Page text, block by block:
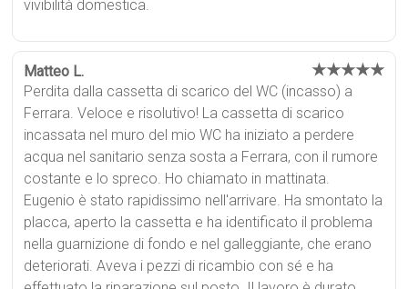
vivibilità domestica.
Matteo L. ★★★★★
Perdita dalla cassetta di scarico del WC (incasso) a
Ferrara. Veloce e risolutivo! La cassetta di scarico
incassata nel muro del mio WC ha iniziato a perdere
acqua nel sanitario senza sosta a Ferrara, con il rumore
costante e lo spreco. Ho chiamato in mattinata.
Eugenio è stato rapidissimo nell'arrivare. Ha smontato la
placca, aperto la cassetta e ha identificato il problema
nella guarnizione di fondo e nel galleggiante, che erano
deteriorati. Aveva i pezzi di ricambio con sé e ha